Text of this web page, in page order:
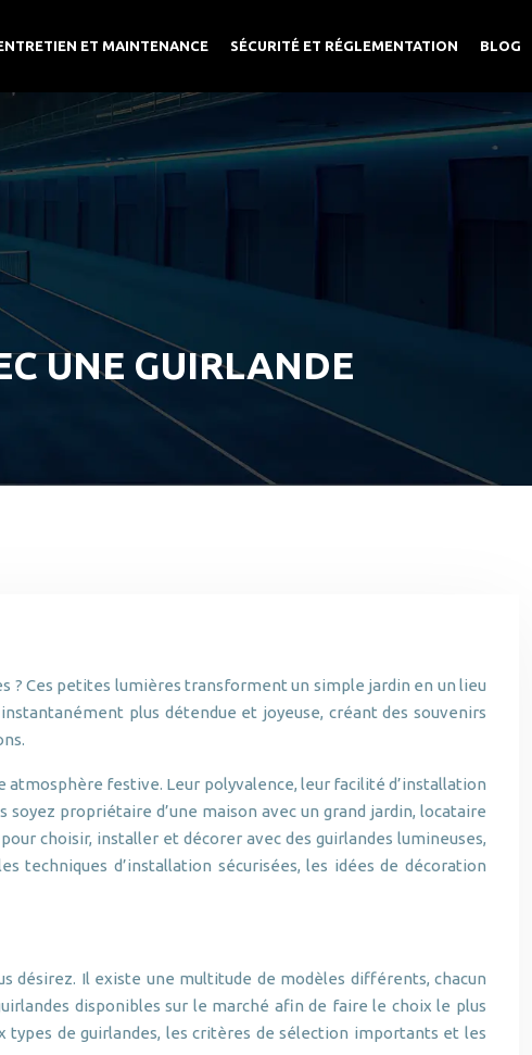
ET MAINTENANCE SÉCURITÉ ET RÉGLEMENTATION BLOG
UNE GUIRLANDE
? Ces petites lumières transforment un simple jardin en un lieu
plus détendue et joyeuse, créant des souvenirs
festive. Leur polyvalence, leur facilité d’installation
propriétaire d’une maison avec un grand jardin, locataire
choisir, installer et décorer avec des guirlandes lumineuses,
techniques d’installation sécurisées, les idées de décoration
désirez. Il existe une multitude de modèles différents, chacun
disponibles sur le marché afin de faire le choix le plus
de guirlandes, les critères de sélection importants et les